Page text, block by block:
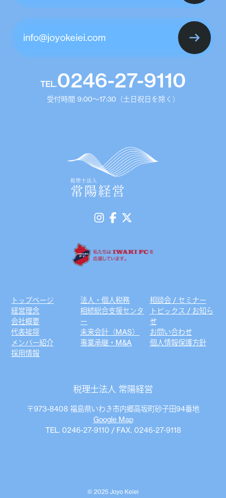
info@joyokeiei.com
TEL.0246-27-9110
受付時間 9:00〜17:30（土日祝日を除く）
トップページ
経営理念
会社概要
代表挨拶
メンバー紹介
採用情報
法人・個人税務
相続総合支援センタ
ー
未来会計（MAS）
事業承継・M&A
相談会 / セミナー
トピックス / お知ら
せ
お問い合わせ
個人情報保護方針
税理士法人 常陽経営
〒973-8408 福島県いわき市内郷高坂町砂子田94番地
Google Map
TEL. 0246-27-9110 / FAX. 0246-27-9118
© 2025 Joyo Keiei